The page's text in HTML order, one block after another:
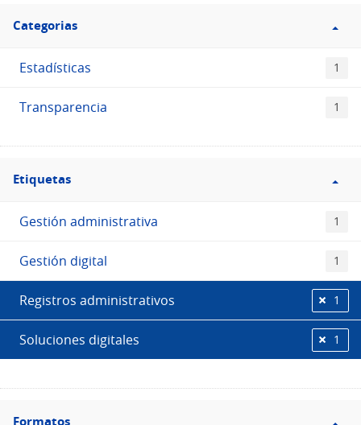
Filtro
Categorias
Categorias
Estadísticas 1
Transparencia 1
Filtro
Etiquetas
Etiquetas
Gestión administrativa 1
Gestión digital 1
Registros administrativos 1
Soluciones digitales 1
Filtro
Formatos